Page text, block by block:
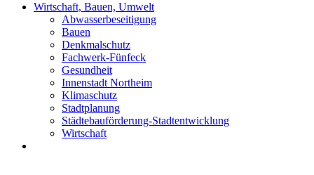
Wirtschaft, Bauen, Umwelt
Abwasserbeseitigung
Bauen
Denkmalschutz
Fachwerk-Fünfeck
Gesundheit
Innenstadt Northeim
Klimaschutz
Stadtplanung
Städtebauförderung-Stadtentwicklung
Wirtschaft